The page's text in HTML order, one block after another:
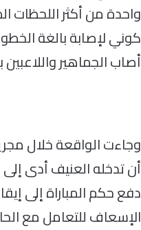
واحدة من أكثر اللحظات
كوني لإصابة بالغة
أصاب الجماهير
وجاءت الواقعة خلال
أن تدخله العنيف أدى
دفع حكم المباراة إلى
الإسعاف للتعامل مع